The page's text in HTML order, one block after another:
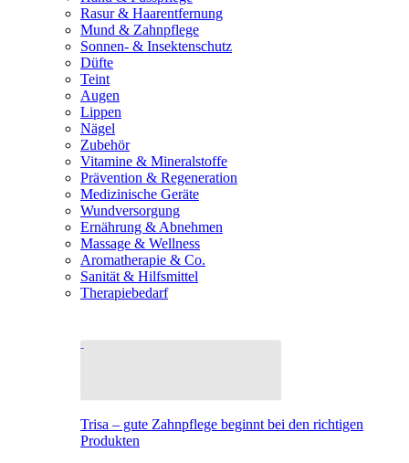
Rasur & Haarentfernung
Mund & Zahnpflege
Sonnen- & Insektenschutz
Düfte
Teint
Augen
Lippen
Nägel
Zubehör
Vitamine & Mineralstoffe
Prävention & Regeneration
Medizinische Geräte
Wundversorgung
Ernährung & Abnehmen
Massage & Wellness
Aromatherapie & Co.
Sanität & Hilfsmittel
Therapiebedarf
Trisa – gute Zahnpflege beginnt bei den richtigen
Produkten